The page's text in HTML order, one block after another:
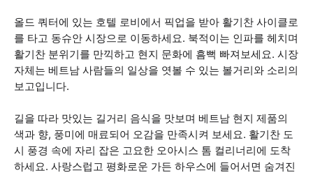
올드 쿼터에 있는 호텔 로비에서 픽업을 받아 활기찬 사이클로
를 타고 동슈안 시장으로 이동하세요. 북적이는 인파를 헤치며
활기찬 분위기를 만끽하고 현지 문화에 흠뻑 빠져보세요. 시장
자체는 베트남 사람들의 일상을 엿볼 수 있는 볼거리와 소리의
보고입니다.
길을 따라 맛있는 길거리 음식을 맛보며 베트남 현지 제품의
색과 향, 풍미에 매료되어 오감을 만족시켜 보세요. 활기찬 도
시 풍경 속에 자리 잡은 고요한 오아시스 톰 컬리너리에 도착
하세요. 사랑스럽고 평화로운 가든 하우스에 들어서면 숨겨진